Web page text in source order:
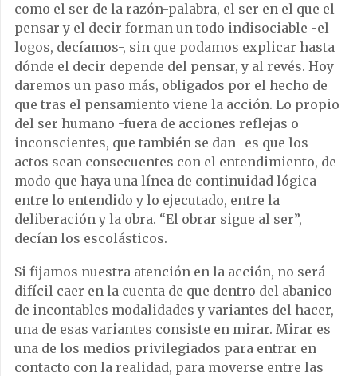
como el ser de la razón-palabra, el ser en el que el
pensar y el decir forman un todo indisociable -el
logos, decíamos-, sin que podamos explicar hasta
dónde el decir depende del pensar, y al revés. Hoy
daremos un paso más, obligados por el hecho de
que tras el pensamiento viene la acción. Lo propio
del ser humano -fuera de acciones reflejas o
inconscientes, que también se dan- es que los
actos sean consecuentes con el entendimiento, de
modo que haya una línea de continuidad lógica
entre lo entendido y lo ejecutado, entre la
deliberación y la obra. “El obrar sigue al ser”,
decían los escolásticos.
Si fijamos nuestra atención en la acción, no será
difícil caer en la cuenta de que dentro del abanico
de incontables modalidades y variantes del hacer,
una de esas variantes consiste en mirar. Mirar es
una de los medios privilegiados para entrar en
contacto con la realidad, para moverse entre las